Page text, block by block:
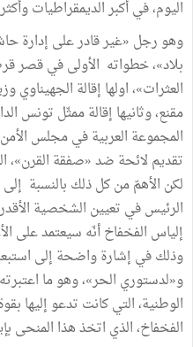
اليوم، في أكبر الديمقراطيات
وهو رجل «غير قادر على إدارة
بلاد»، خطواته الأولى في قصر
العثرات»، اولها إقالة
مقنع، وثانيها إقالة ممثّل تونس
المجموعة العربية في مجلس
تقديم لائحة ضد «صفقة القرن»،
لكن الأهمّ من كل ذلك بالنسبة
الرئيس في تعيين الشخصية
إلياس الفخفاخ أنّه سيعتمد على
وذلك في إشارة واضحة إلى
و«لدستوري الحر»، وهو ما
الوطنية، التي كانت تدعو إليها
الفخفاخ، الذي اتخذ هذا المنحى